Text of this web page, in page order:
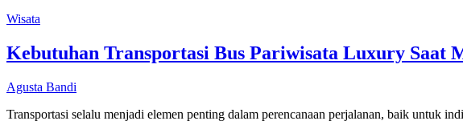
Wisata
Kebutuhan Transportasi Bus Pariwisata Luxury Saat
Agusta Bandi
Transportasi selalu menjadi elemen penting dalam perencanaan perjalanan, baik untuk